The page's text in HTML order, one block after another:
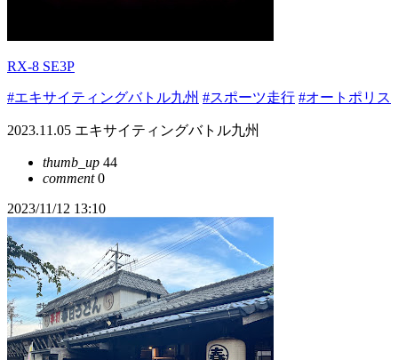
RX-8 SE3P
#エキサイティングバトル九州 #スポーツ走行 #オートポリス
2023.11.05 エキサイティングバトル九州
thumb_up 44
comment0
2023/11/12 13:10